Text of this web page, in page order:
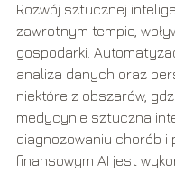
Rozwój sztucznej
zawrotnym tempie,
gospodarki.
analiza danych oraz
niektóre z obszarów,
medycynie sztuczna
diagnozowaniu chorób i
finansowym AI jest